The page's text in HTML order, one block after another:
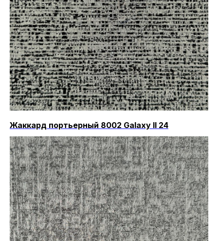
Жаккард портьерный 8002 Galaxy II 24